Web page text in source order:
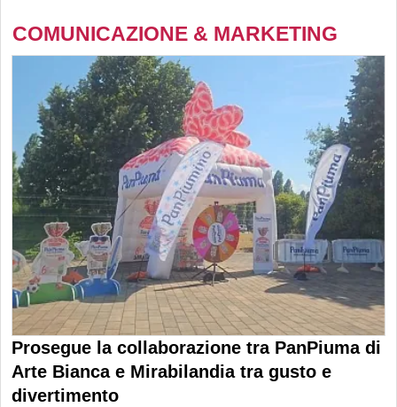
COMUNICAZIONE & MARKETING
Prosegue la collaborazione tra PanPiuma di
Arte Bianca e Mirabilandia tra gusto e
divertimento